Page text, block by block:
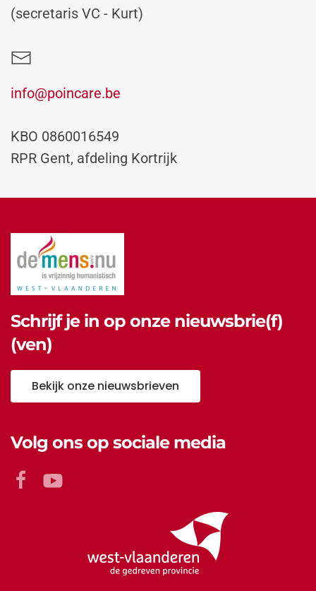
(secretaris VC - Kurt)
info@poincare.be
KBO 0860016549
RPR Gent, afdeling Kortrijk
Schrijf je in op onze nieuwsbrie(f)
(ven)
Bekijk onze nieuwsbrieven
Volg ons op sociale media